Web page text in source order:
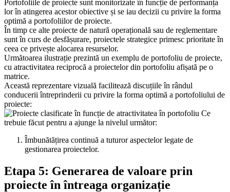
Portofoliile de proiecte sunt monitorizate în funcție de performanța
lor în atingerea acestor obiective și se iau decizii cu privire la forma
optimă a portofoliilor de proiecte.
În timp ce alte proiecte de natură operațională sau de reglementare
sunt în curs de desfășurare, proiectele strategice primesc prioritate în
ceea ce privește alocarea resurselor.
Următoarea ilustrație prezintă un exemplu de portofoliu de proiecte,
cu atractivitatea reciprocă a proiectelor din portofoliu afișată pe o
matrice.
Această reprezentare vizuală facilitează discuțiile în rândul
conducerii întreprinderii cu privire la forma optimă a portofoliului de
proiecte:
Ce
trebuie făcut pentru a ajunge la nivelul următor:
Îmbunătățirea continuă a tuturor aspectelor legate de
gestionarea proiectelor.
Etapa 5: Generarea de valoare prin
proiecte în întreaga organizație